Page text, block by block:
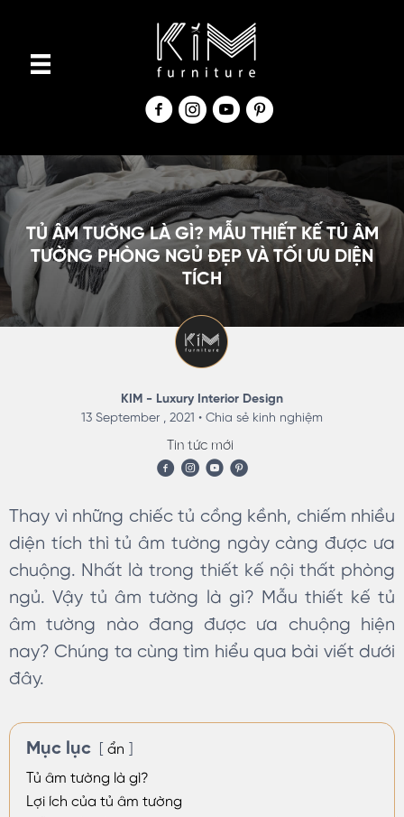
c
o
n
e
TỦ ÂM TƯỜNG LÀ GÌ? MẪU THIẾT KẾ TỦ ÂM
TƯỜNG PHÒNG NGỦ ĐẸP VÀ TỐI ƯU DIỆN
TÍCH
KIM - Luxury Interior Design
13 September , 2021 • Chia sẻ kinh nghiệm
Tin tức mới
Thay vì những chiếc tủ cồng kềnh, chiếm nhiều
diện tích thì tủ âm tường ngày càng được ưa
chuộng. Nhất là trong thiết kế nội thất phòng
ngủ. Vậy tủ âm tường là gì? Mẫu thiết kế tủ
âm tường nào đang được ưa chuộng hiện
nay? Chúng ta cùng tìm hiểu qua bài viết dưới
đây.
Mục lục
ẩn
Tủ âm tường là gì?
Lợi ích của tủ âm tường